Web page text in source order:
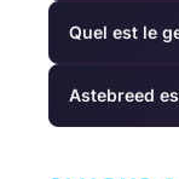
Quel est le
Astebreed